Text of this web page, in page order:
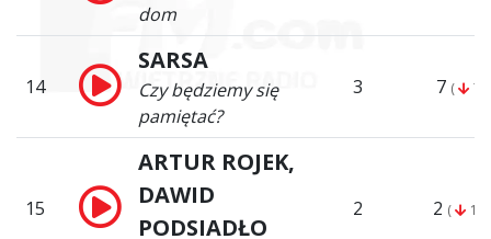
dom
14
SARSA
Czy będziemy się
pamiętać?
3 7 ( 7)
15
ARTUR ROJEK,
DAWID
PODSIADŁO
2 2 ( 13)